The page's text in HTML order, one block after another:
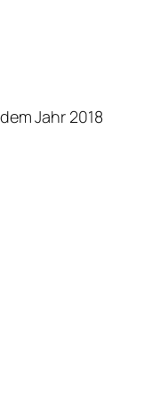
Jahr 2018